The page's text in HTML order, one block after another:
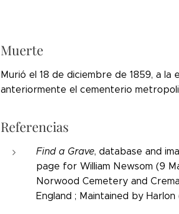
Muerte
Murió el 18 de diciembre de 1859, a
anteriormente el cementerio
Referencias
Find a Grave, database and
page for William Newsom (9
Norwood Cemetery and
England ; Maintained by